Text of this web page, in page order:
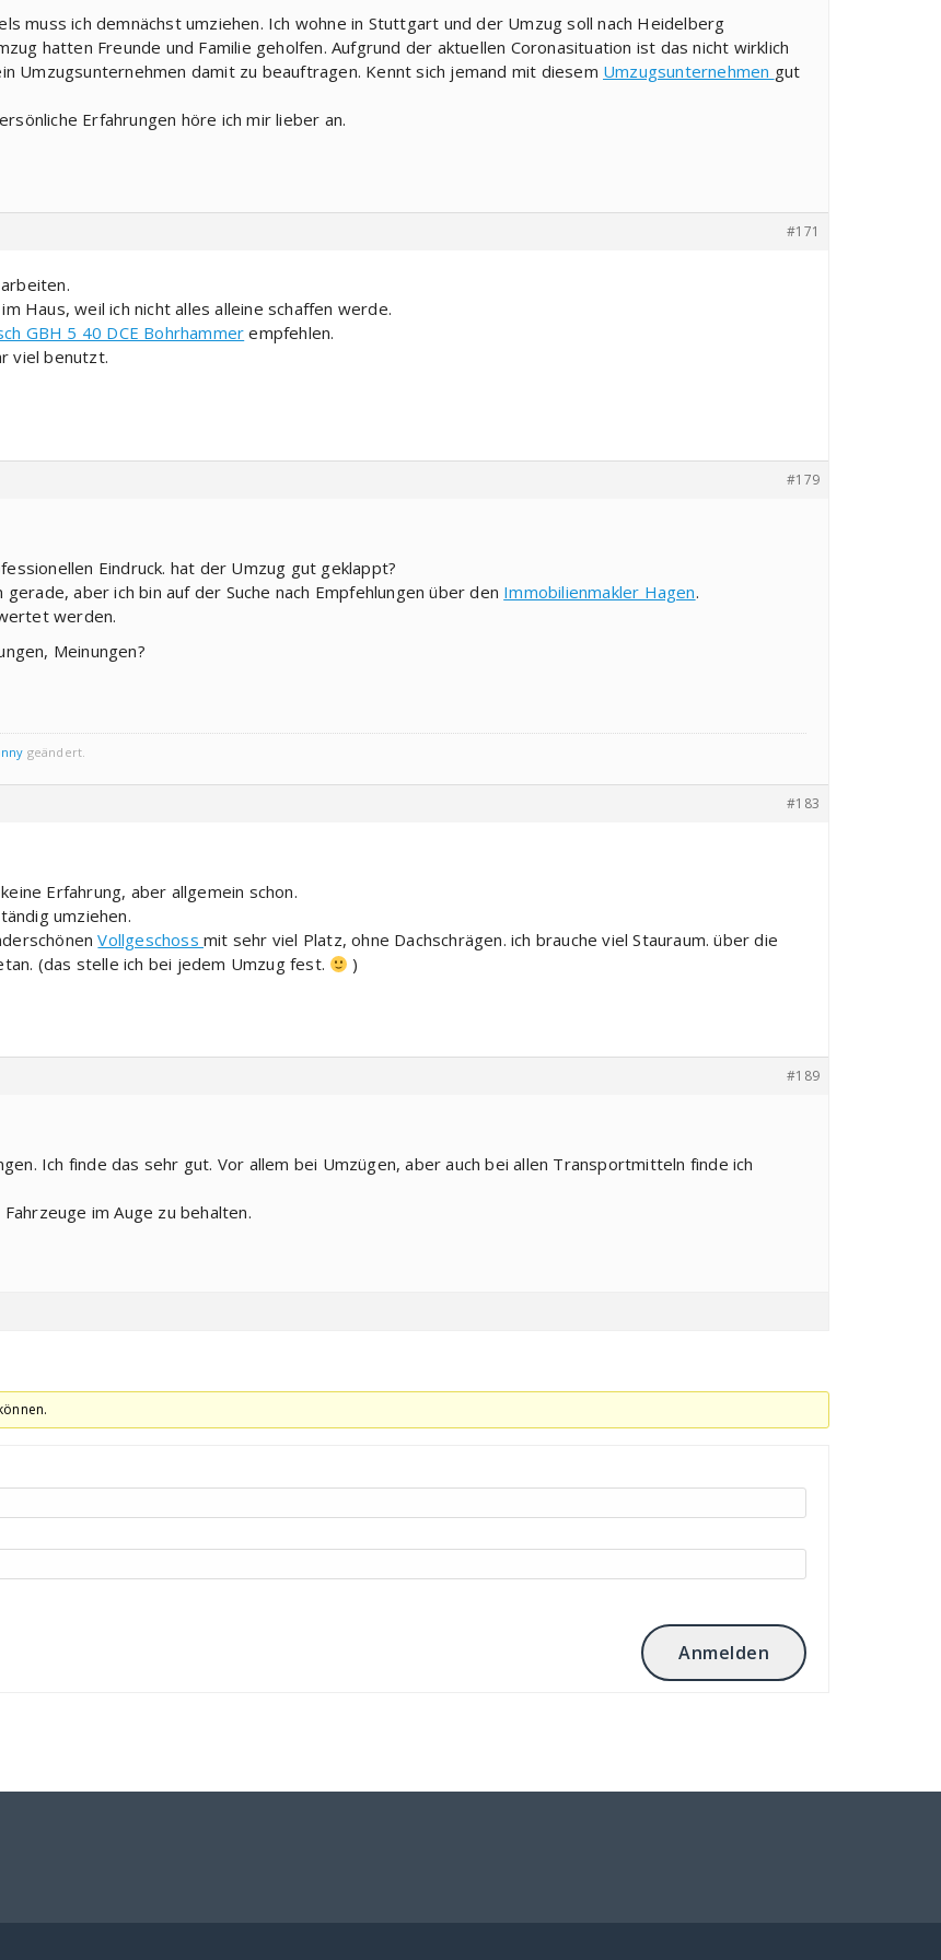
muss ich demnächst umziehen. Ich wohne in Stuttgart und der Umzug soll nach Heidelberg
hatten Freunde und Familie geholfen. Aufgrund der aktuellen Coronasituation ist das nicht wirklich
Umzugsunternehmen damit zu beauftragen. Kennt sich jemand mit diesem Umzugsunternehmen gut
Erfahrungen höre ich mir lieber an.
#171
Haus, weil ich nicht alles alleine schaffen werde.
GBH 5 40 DCE Bohrhammer empfehlen.
viel benutzt.
#179
Eindruck. hat der Umzug gut geklappt?
aber ich bin auf der Suche nach Empfehlungen über den Immobilienmakler Hagen.
werden.
Meinungen?
geändert.
#183
Erfahrung, aber allgemein schon.
umziehen.
Vollgeschossmit sehr viel Platz, ohne Dachschrägen. ich brauche viel Stauraum. über die
(das stelle ich bei jedem Umzug fest.
)
#189
Ich finde das sehr gut. Vor allem bei Umzügen, aber auch bei allen Transportmitteln finde ich
im Auge zu behalten.
Anmelden